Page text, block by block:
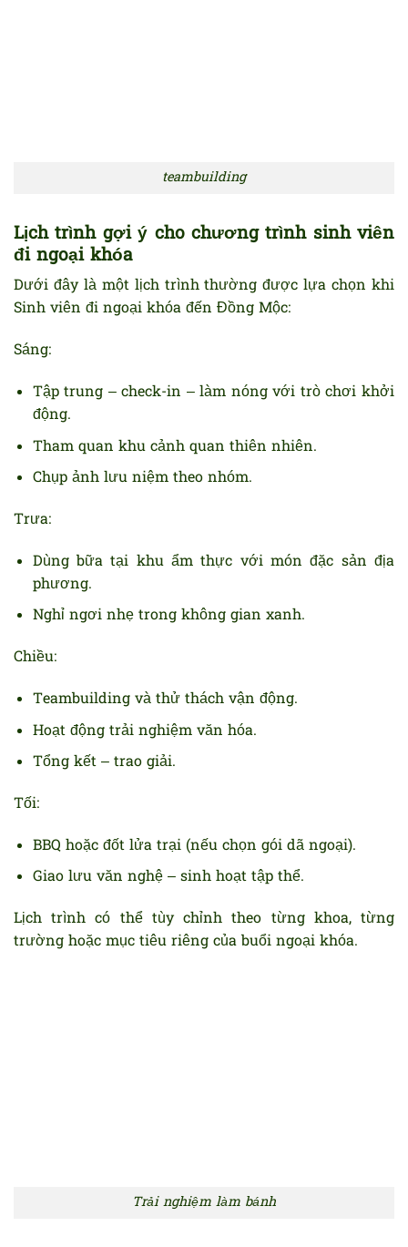
teambuilding
Lịch trình gợi ý cho chương trình sinh viên
đi ngoại khóa
Dưới đây là một lịch trình thường được lựa chọn khi
Sinh viên đi ngoại khóa đến Đồng Mộc:
Sáng:
Tập trung – check-in – làm nóng với trò chơi khởi
động.
Tham quan khu cảnh quan thiên nhiên.
Chụp ảnh lưu niệm theo nhóm.
Trưa:
Dùng bữa tại khu ẩm thực với món đặc sản địa
phương.
Nghỉ ngơi nhẹ trong không gian xanh.
Chiều:
Teambuilding và thử thách vận động.
Hoạt động trải nghiệm văn hóa.
Tổng kết – trao giải.
Tối:
BBQ hoặc đốt lửa trại (nếu chọn gói dã ngoại).
Giao lưu văn nghệ – sinh hoạt tập thể.
Lịch trình có thể tùy chỉnh theo từng khoa, từng
trường hoặc mục tiêu riêng của buổi ngoại khóa.
Trải nghiệm làm bánh